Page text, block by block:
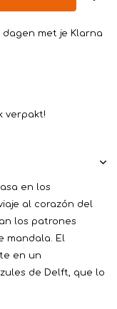
dagen met je Klarna
verpakt!
en los
al corazón del
los patrones
mandala. El
en un
de Delft, que lo